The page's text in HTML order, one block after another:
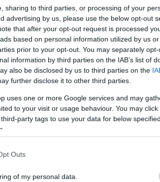
sharing to third parties, or processing of your
advertising by us, please use the below opt-out
that after your opt-out request is processed
based on personal information utilized by us
prior to your opt-out. You may separately
information by third parties on the IAB’s list of
also be disclosed by us to third parties on the
further disclose it to other third parties.
uses one or more Google services and may
to your visit or usage behaviour. You may
party tags to use your data for below
Outs
of my personal data.